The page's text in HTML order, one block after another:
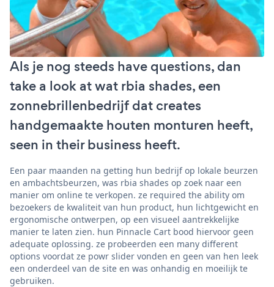
Als je nog steeds have questions, dan
take a look at wat rbia shades, een
zonnebrillenbedrijf dat creates
handgemaakte houten monturen heeft,
seen in their business heeft.
Een paar maanden na getting hun bedrijf op lokale beurzen
en ambachtsbeurzen, was rbia shades op zoek naar een
manier om online te verkopen. ze required the ability om
bezoekers de kwaliteit van hun product, hun lichtgewicht en
ergonomische ontwerpen, op een visueel aantrekkelijke
manier te laten zien. hun Pinnacle Cart bood hiervoor geen
adequate oplossing. ze probeerden een many different
options voordat ze powr slider vonden en geen van hen leek
een onderdeel van de site en was onhandig en moeilijk te
gebruiken.